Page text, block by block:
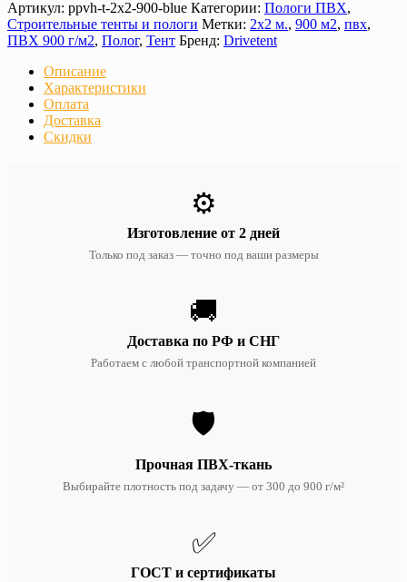
Артикул: ppvh-t-2х2-900-blue Категории: Пологи ПВХ,
Строительные тенты и пологи Метки: 2х2 м., 900 м2, пвх,
ПВХ 900 г/м2, Полог, Тент Бренд: Drivetent
Описание
Характеристики
Оплата
Доставка
Скидки
⚙️
Изготовление от 2 дней
Только под заказ — точно под ваши размеры
🚚
Доставка по РФ и СНГ
Работаем с любой транспортной компанией
🛡️
Прочная ПВХ-ткань
Выбирайте плотность под задачу — от 300 до 900 г/м²
✅
ГОСТ и сертификаты